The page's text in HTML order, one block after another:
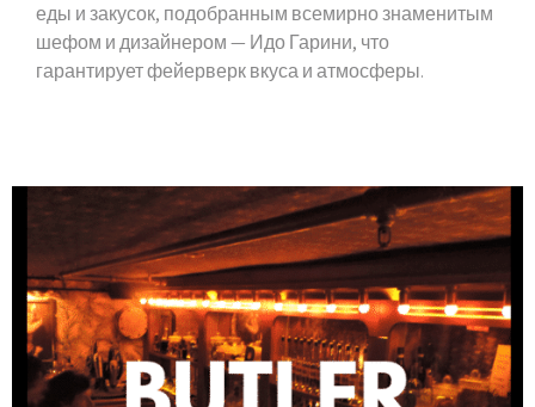
еды и закусок, подобранным всемирно знаменитым
шефом и дизайнером — Идо Гарини, что
гарантирует фейерверк вкуса и атмосферы.